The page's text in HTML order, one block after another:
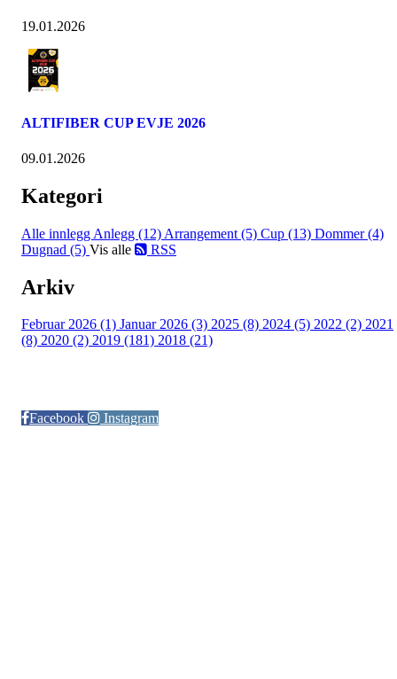
19.01.2026
ALTIFIBER CUP EVJE 2026
09.01.2026
Kategori
Alle innlegg Anlegg (12) Arrangement (5) Cup (13) Dommer (4)
Dugnad (5) Vis alle RSS
Arkiv
Februar 2026 (1) Januar 2026 (3) 2025 (8) 2024 (5) 2022 (2) 2021
(8) 2020 (2) 2019 (181) 2018 (21)
Facebook
Instagram